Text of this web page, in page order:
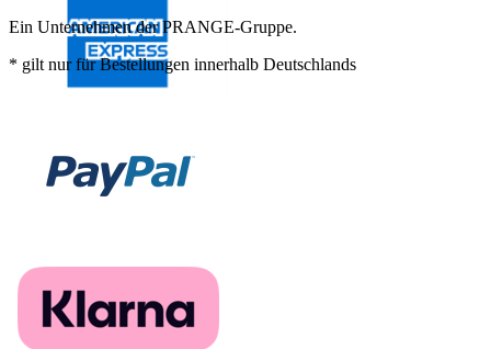
Ein Unternehmen der PRANGE-Gruppe.
* gilt nur für Bestellungen innerhalb Deutschlands